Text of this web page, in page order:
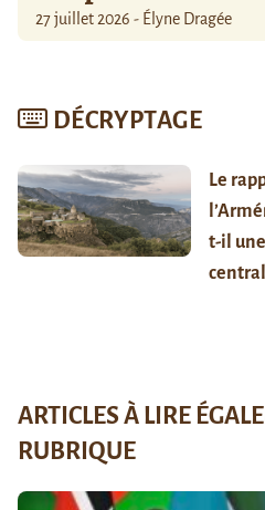
27 juillet 2026 - Élyne Dragée
DÉCRYPTAGE
Le
t-il
ARTICLES À LIRE
RUBRIQUE